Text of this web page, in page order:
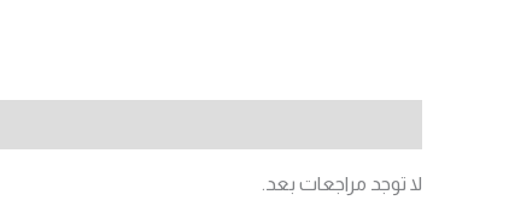
لا توجد مراجعات بعد.